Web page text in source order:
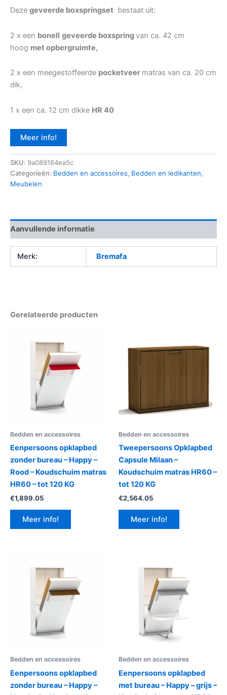
Deze geveerde boxspringset bestaat uit:
2 x een bonell geveerde boxspringvan ca. 42 cm
hoog met opbergruimte,
2 x een meegestoffeerde pocketveer matras van ca. 20 cm
dik,
1 x een ca. 12 cm dikke HR 40
Meer info!
SKU: 9a089164ea5c
Categorieën: Bedden en accessoires, Bedden en ledikanten,
Meubelen
Aanvullende informatie
Merk: Bremafa
Gerelateerde producten
Bedden en accessoires
Eenpersoons opklapbed
zonder bureau – Happy –
Rood – Koudschuim matras
HR60 – tot 120 KG
€1,899.05
Meer info!
Bedden en accessoires
Tweepersoons Opklapbed
Capsule Milaan –
Koudschuim matras HR60 –
tot 120 KG
€2,564.05
Meer info!
Bedden en accessoires
Eenpersoons opklapbed
zonder bureau – Happy –
Bedden en accessoires
Eenpersoons opklapbed
met bureau – Happy – grijs –